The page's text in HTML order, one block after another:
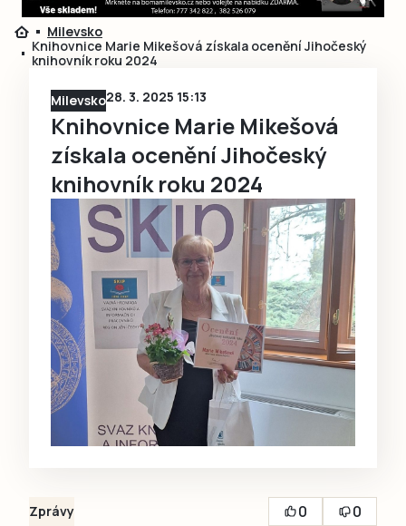
Speciální přílohy
Milevsko
Knihovnice Marie Mikešová získala ocenění Jihočeský
knihovník roku 2024
Milevsko28. 3. 2025 15:13
Knihovnice Marie Mikešová
získala ocenění Jihočeský
knihovník roku 2024
Zprávy 0
0